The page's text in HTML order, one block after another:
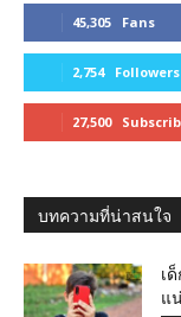
45,305 Fans
2,754 Followers
27,500
บทความที่น่าสนใจ
เ
แ